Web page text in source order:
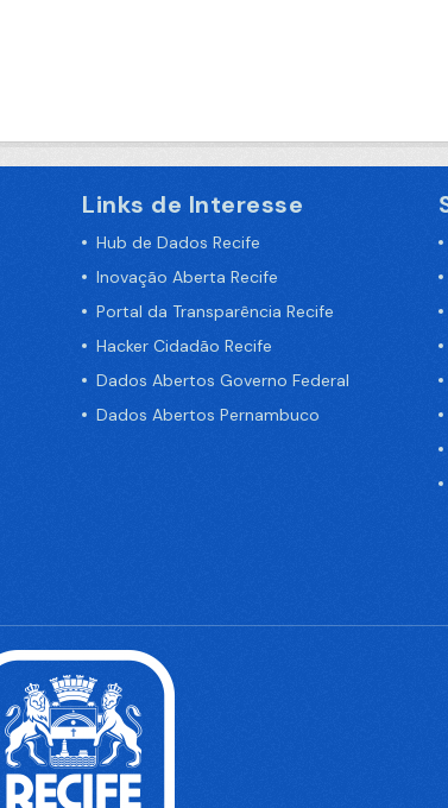
Links de Interesse
Hub de Dados Recife
Inovação Aberta Recife
Portal da Transparência Recife
Hacker Cidadão Recife
Dados Abertos Governo Federal
Dados Abertos Pernambuco